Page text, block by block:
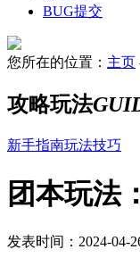
BUG提交
您所在的位置： 主页
攻略玩法
新手指南玩法技巧
团本玩法
发表时间：2024-04-